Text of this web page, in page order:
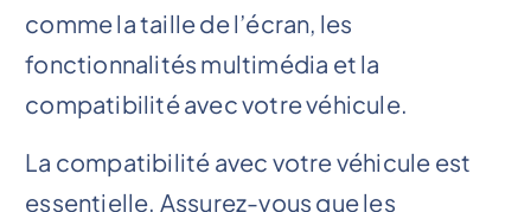
comme la taille de l’écran, les
fonctionnalités multimédia et la
compatibilité avec votre véhicule.
La compatibilité avec votre véhicule est
essentielle. Assurez-vous que les